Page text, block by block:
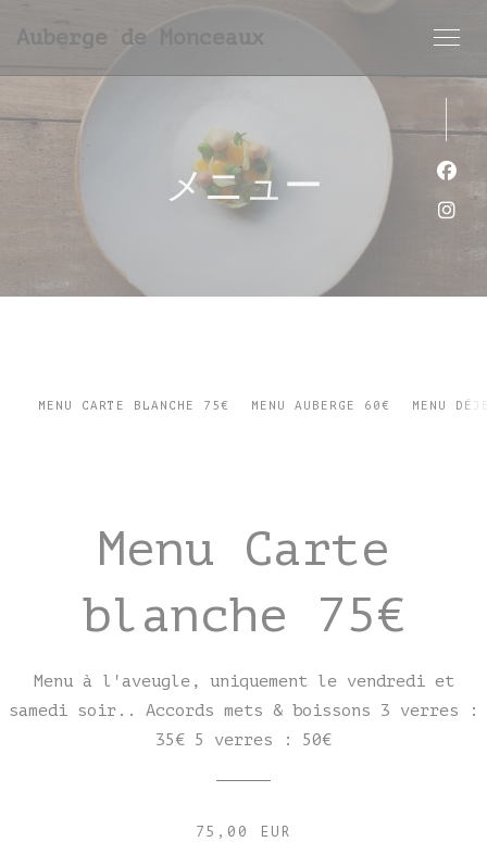
Auberge de Monceaux
メニュー
MENU CARTE BLANCHE 75€ MENU AUBERGE 60€ MENU
Menu Carte
blanche 75€
Menu à l'aveugle, uniquement le vendredi et
samedi soir.. Accords mets & boissons 3 verres :
35€ 5 verres : 50€
75,00 EUR